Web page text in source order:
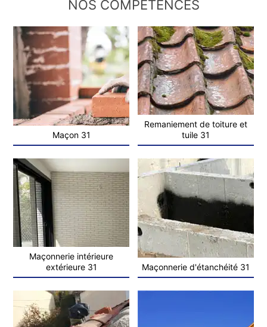
NOS COMPÉTENCES
Maçon 31
Remaniement de toiture et
tuile 31
Maçonnerie intérieure
extérieure 31
Maçonnerie d'étanchéité 31